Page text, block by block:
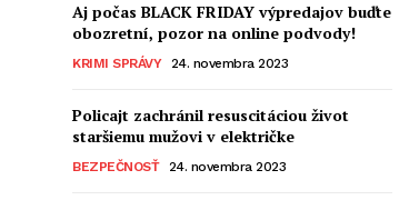
Aj počas BLACK FRIDAY výpredajov buďte
obozretní, pozor na online podvody!
KRIMI SPRÁVY 24. novembra 2023
Policajt zachránil resuscitáciou život
staršiemu mužovi v električke
BEZPEČNOSŤ 24. novembra 2023